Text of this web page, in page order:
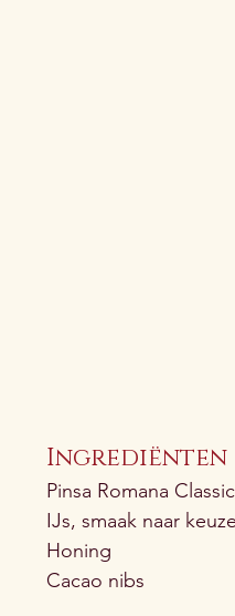
Ingrediënten
Pinsa Romana Classic
IJs, smaak naar keuze
Honing
Cacao nibs